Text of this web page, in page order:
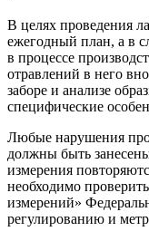
В целях проведения
ежегодный план, а в
в процессе
отравлений в него
заборе и анализе
специфические
Любые нарушения
должны быть
измерения
необходимо
измерений»
регулированию и